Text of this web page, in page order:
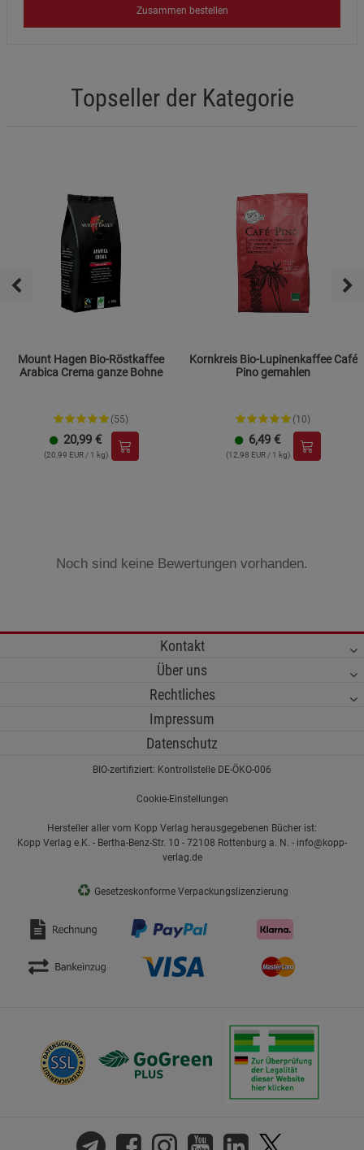
Zusammen bestellen
Topseller der Kategorie
Mount Hagen Bio-Röstkaffee
Arabica Crema ganze Bohne
(55)
20,99 €
(20,99 EUR / 1 kg)
Kornkreis Bio-Lupinenkaffee Café
Pino gemahlen
(10)
6,49 €
(12,98 EUR / 1 kg)
Noch sind keine Bewertungen vorhanden.
Kontakt
Über uns
Rechtliches
Impressum
Datenschutz
BIO-zertifiziert: Kontrollstelle DE-ÖKO-006
Cookie-Einstellungen
Hersteller aller vom Kopp Verlag herausgegebenen Bücher ist:
Kopp Verlag e.K. - Bertha-Benz-Str. 10 - 72108 Rottenburg a. N. - info@kopp-
verlag.de
♻ Gesetzeskonforme Verpackungslizenzierung